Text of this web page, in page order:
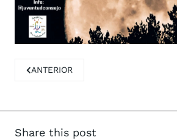
ARTÍCULO ANTERIOR: ESTE
ANTERIOR
Share this post